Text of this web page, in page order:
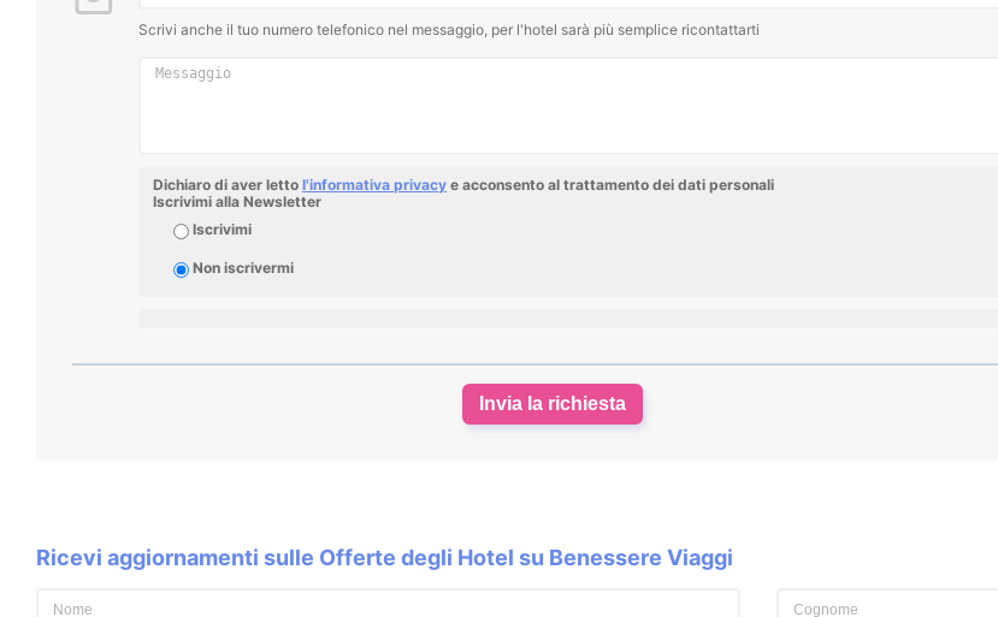
Scrivi anche il tuo numero telefonico nel messaggio, per l'hotel sarà più semplice ricontattarti
Dichiaro di aver letto l'informativa privacy e acconsento al trattamento dei dati personali
Iscrivimi alla Newsletter
Iscrivimi
Non iscrivermi
Invia la richiesta
Ricevi aggiornamenti sulle Offerte degli Hotel su Benessere Viaggi